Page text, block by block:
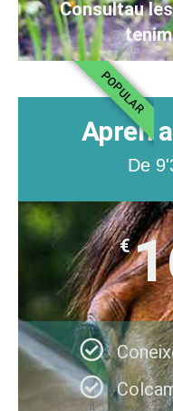
Consultau
POPULAR
Apren
De
€